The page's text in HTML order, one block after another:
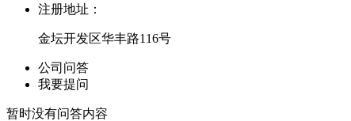
注册地址：
金坛开发区华丰路116号
公司问答
我要提问
暂时没有问答内容